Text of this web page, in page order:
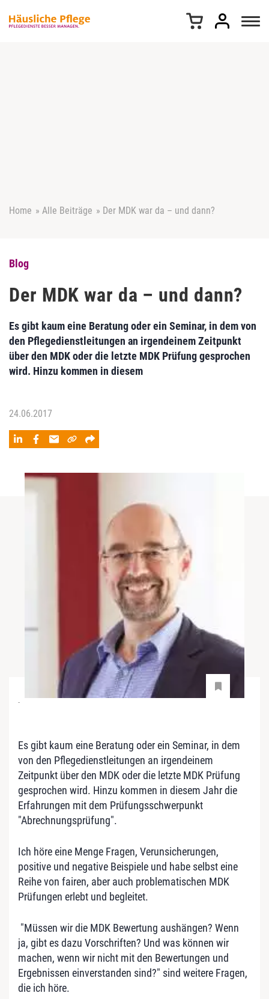
Home » Alle Beiträge » Der MDK war da – und dann?
Blog
Der MDK war da – und dann?
Es gibt kaum eine Beratung oder ein Seminar, in dem von
den Pflegedienstleitungen an irgendeinem Zeitpunkt
über den MDK oder die letzte MDK Prüfung gesprochen
wird. Hinzu kommen in diesem
24.06.2017
-
Es gibt kaum eine Beratung oder ein Seminar, in dem
von den Pflegedienstleitungen an irgendeinem
Zeitpunkt über den MDK oder die letzte MDK Prüfung
gesprochen wird. Hinzu kommen in diesem Jahr die
Erfahrungen mit dem Prüfungsschwerpunkt
"Abrechnungsprüfung".
Ich höre eine Menge Fragen, Verunsicherungen,
positive und negative Beispiele und habe selbst eine
Reihe von fairen, aber auch problematischen MDK
Prüfungen erlebt und begleitet.
"Müssen wir die MDK Bewertung aushängen? Wenn
ja, gibt es dazu Vorschriften? Und was können wir
machen, wenn wir nicht mit den Bewertungen und
Ergebnissen einverstanden sind?" sind weitere Fragen,
die ich höre.